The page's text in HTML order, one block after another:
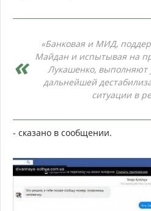
«Банковая и МИД,
Майдан и испытывая на
Лукашенко, выполняют
дальнейшей
ситуации в
- сказано в сообщении.